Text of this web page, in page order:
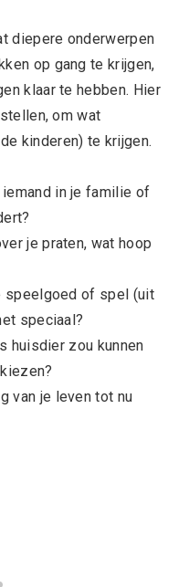
diepere onderwerpen
op gang te krijgen,
klaar te hebben. Hier
om wat
kinderen) te krijgen.
in je familie of
je praten, wat hoop
speelgoed of spel (uit
speciaal?
huisdier zou kunnen
van je leven tot nu